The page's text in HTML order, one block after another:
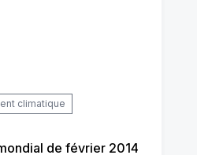
climatique
de février 2014